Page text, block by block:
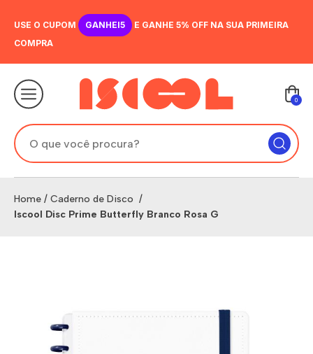
USE O CUPOM GANHEI5
E GANHE 5% OFF NA SUA PRIMEIRA
COMPRA
0
Home / Caderno de Disco /
Iscool Disc Prime Butterfly Branco Rosa G